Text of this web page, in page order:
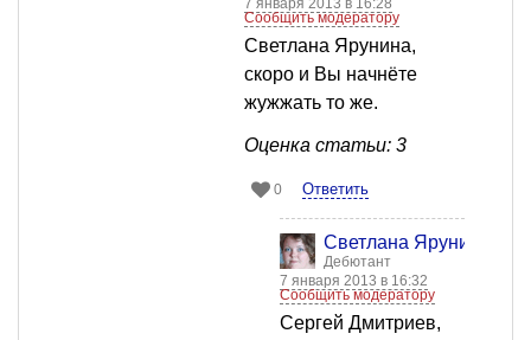
7 января 2013 в 16:28
Сообщить модератору
Светлана Ярунина,
скоро и Вы начнёте
жужжать то же.
Оценка статьи: 3
0 Ответить
Светлана Ярунина
Дебютант
7 января 2013 в 16:32
Сообщить модератору
Сергей Дмитриев,